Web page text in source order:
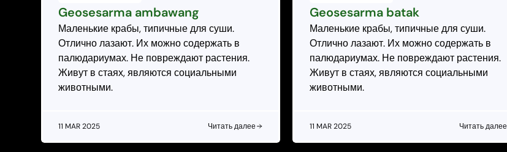
Geosesarma ambawang
Маленькие крабы, типичные для суши.
Отлично лазают. Их можно содержать в
палюдариумах. Не повреждают растения.
Живут в стаях, являются социальными
животными.
11 MAR 2025 Читать далее
Geosesarma batak
Маленькие крабы, типичные для суши.
Отлично лазают. Их можно содержать в
палюдариумах. Не повреждают растения.
Живут в стаях, являются социальными
животными.
11 MAR 2025 Читать далее